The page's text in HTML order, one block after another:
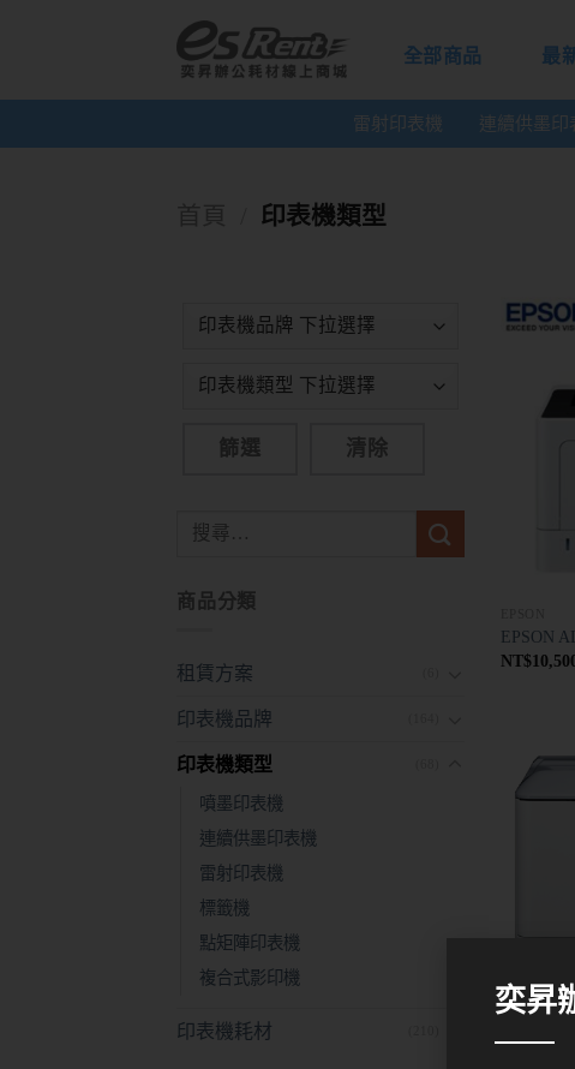
全部商品 最
雷射印表機 連續供墨印
印表機類型
篩選 清除
商品分類
租賃方案
印表機品牌
印表機類型
噴墨印表機
連續供墨印表機
雷射印表機
標籤機
點矩陣印表機
複合式影印機
印表機耗材
EPSON
NT$
奕昇